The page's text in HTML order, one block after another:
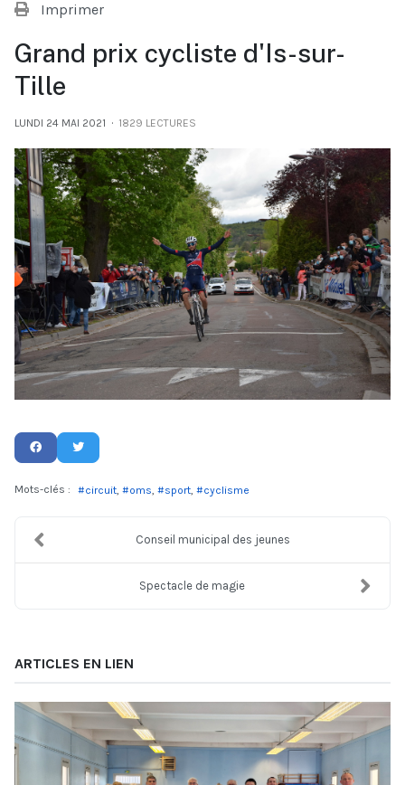
Imprimer
Grand prix cycliste d'Is-sur-
Tille
LUNDI 24 MAI 2021 1829 LECTURES
Mots-clés : circuit oms sport cyclisme
Conseil municipal des jeunes
Spectacle de magie
ARTICLES EN LIEN